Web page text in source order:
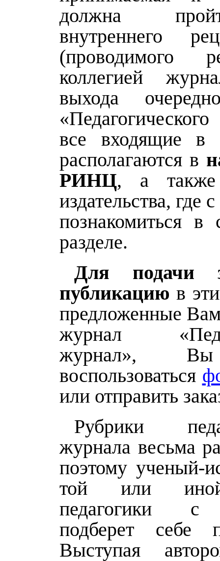
должна
внутреннего
(проводимого
коллегией
выхода
все входящие в
располагаются в
РИНЦ, а
издательства, где
познакомиться в
разделе.
Для подачи
публикацию в
предложенные
журнал
журнал»,
воспользоваться
или отправить
Рубрики
журнала весьма
поэтому ученый-
той или
педагогики с
подберет себе
Выступая